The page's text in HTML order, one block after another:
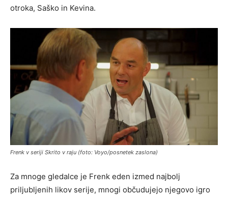
otroka, Saško in Kevina.
Frenk v seriji Skrito v raju (foto: Voyo/posnetek zaslona)
Za mnoge gledalce je Frenk eden izmed najbolj
priljubljenih likov serije, mnogi občudujejo njegovo igro